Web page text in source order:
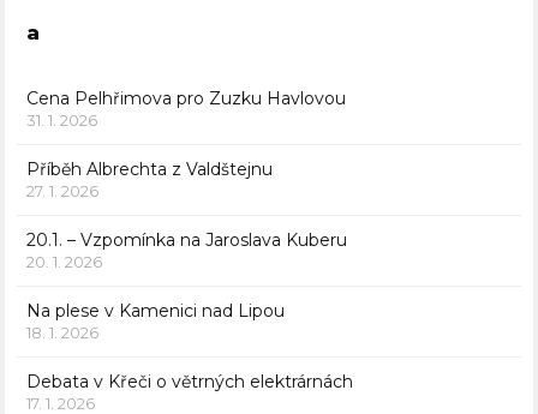
a
Cena Pelhřimova pro Zuzku Havlovou
31. 1. 2026
Příběh Albrechta z Valdštejnu
27. 1. 2026
20.1. – Vzpomínka na Jaroslava Kuberu
20. 1. 2026
Na plese v Kamenici nad Lipou
18. 1. 2026
Debata v Křeči o větrných elektrárnách
17. 1. 2026